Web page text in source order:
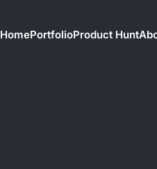
HomePortfolioProduct Hunt